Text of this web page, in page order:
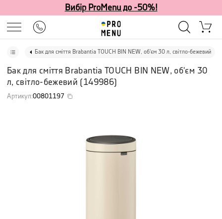
Вибір ProMenu до -50%!
Бак для сміття Brabantia TOUCH BIN NEW, об'єм 30 л, світло-бежевий
Бак для сміття Brabantia TOUCH BIN NEW, об'єм 30
л, світло-бежевий (149986)
Артикул:00801197